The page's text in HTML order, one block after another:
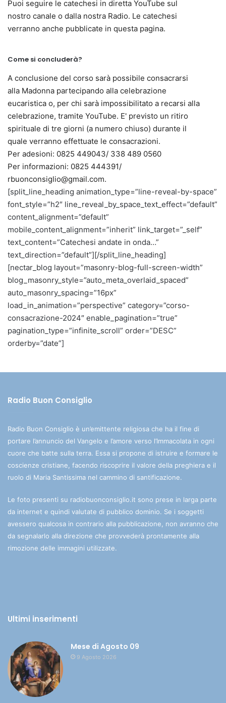
Puoi seguire le catechesi in diretta YouTube sul
nostro canale o dalla nostra Radio. Le catechesi
verranno anche pubblicate in questa pagina.
Come si concluderà?
A conclusione del corso sarà possibile consacrarsi
alla Madonna partecipando alla celebrazione
eucaristica o, per chi sarà impossibilitato a recarsi alla
celebrazione, tramite YouTube. E' previsto un ritiro
spirituale di tre giorni (a numero chiuso) durante il
quale verranno effettuate le consacrazioni.
Per adesioni: 0825 449043/ 338 489 0560
Per informazioni: 0825 444391/
rbuonconsiglio@gmail.com.
[split_line_heading animation_type=”line-reveal-by-space”
font_style=”h2″ line_reveal_by_space_text_effect=”default”
content_alignment=”default”
mobile_content_alignment=”inherit” link_target=”_self”
text_content=”Catechesi andate in onda…”
text_direction=”default”][/split_line_heading]
[nectar_blog layout=”masonry-blog-full-screen-width”
blog_masonry_style=”auto_meta_overlaid_spaced”
auto_masonry_spacing=”16px”
load_in_animation=”perspective” category=”corso-
consacrazione-2024″ enable_pagination=”true”
pagination_type=”infinite_scroll” order=”DESC”
orderby=”date”]
Radio Buon Consiglio
Radio Buon Consiglio è un’emittente religiosa che ha il fine di
portare l’annuncio del Vangelo e l’amore verso l’Immacolata in ogni
cuore che batte sulla terra. Essa si propone di istruire e formare le
coscienze cristiane, facendo riscoprire il valore della preghiera e il
ruolo di Maria Santissima nel cammino di santificazione.
Le foto presenti su radiobuonconsiglio.it sono prese in larga parte
da internet e quindi valutate di pubblico dominio. Se i soggetti
avessero qualcosa in contrario alla pubblicazione, non avranno che
da segnalarlo alla direzione che provvederà prontamente alla
rimozione delle immagini utilizzate.
Ultimi inserimenti
Mese di Agosto 09
9 Agosto 2026